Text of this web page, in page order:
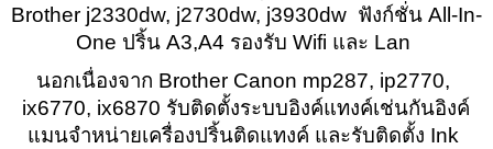
Brother j2330dw, j2730dw, j3930dw  ฟังก์ชั่น All-In-
One ปริ้น A3,A4 รองรับ Wifi และ Lan
นอกเนื่องจาก Brother Canon mp287, ip2770,
ix6770, ix6870 รับติดตั้งระบบอิงค์แทงค์เช่นกันอิงค์
แมนจำหน่ายเครื่องปริ้นติดแทงค์ และรับติดตั้ง Ink